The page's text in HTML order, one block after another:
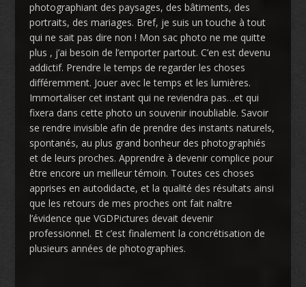
photographiant des paysages, des bâtiments, des
portraits, des mariages. Bref, je suis un touche à tout
qui ne sait pas dire non ! Mon sac photo ne me quitte
plus , j’ai besoin de l’emporter partout. C’en est devenu
addictif. Prendre le temps de regarder les choses
différemment. Jouer avec le temps et les lumières.
Immortaliser cet instant qui ne reviendra pas…et qui
fixera dans cette photo un souvenir inoubliable. Savoir
se rendre invisible afin de prendre des instants naturels,
spontanés, au plus grand bonheur des photographiés
et de leurs proches. Apprendre à devenir complice pour
être encore un meilleur témoin. Toutes ces choses
apprises en autodidacte, et la qualité des résultats ainsi
que les retours de mes proches ont fait naître
l’évidence que VGDPictures devait devenir
professionnel. Et c’est finalement la concrétisation de
plusieurs années de photographies.